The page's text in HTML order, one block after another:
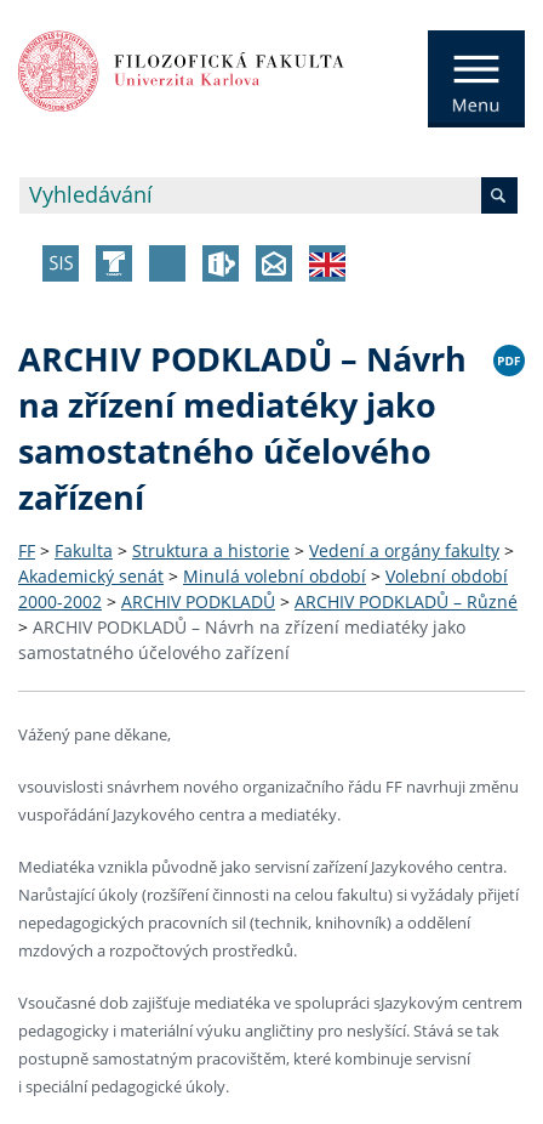
ARCHIV PODKLADŮ – Návrh
na zřízení mediatéky jako
samostatného účelového
zařízení
FF > Fakulta > Struktura a historie > Vedení a orgány fakulty >
Akademický senát > Minulá volební období > Volební období
2000-2002 > ARCHIV PODKLADŮ > ARCHIV PODKLADŮ – Různé
> ARCHIV PODKLADŮ – Návrh na zřízení mediatéky jako
samostatného účelového zařízení
Vážený pane děkane,
vsouvislosti snávrhem nového organizačního řádu FF navrhuji změnu
vuspořádání Jazykového centra a mediatéky.
Mediatéka vznikla původně jako servisní zařízení Jazykového centra.
Narůstající úkoly (rozšíření činnosti na celou fakultu) si vyžádaly přijetí
nepedagogických pracovních sil (technik, knihovník) a oddělení
mzdových a rozpočtových prostředků.
Vsoučasné dob zajišťuje mediatéka ve spolupráci sJazykovým centrem
pedagogicky i materiální výuku angličtiny pro neslyšící. Stává se tak
postupně samostatným pracovištěm, které kombinuje servisní
i speciální pedagogické úkoly.